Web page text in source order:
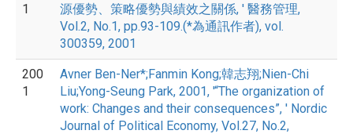
1
源優勢、策略優勢與績效之關係, ' 醫務管理,
Vol.2, No.1, pp.93-109.(*為通訊作者), vol.
300359, 2001
200
1
Avner Ben-Ner*;Fanmin Kong;韓志翔;Nien-Chi
Liu;Yong-Seung Park, 2001, '“The organization of
work: Changes and their consequences”, ' Nordic
Journal of Political Economy, Vol.27, No.2,